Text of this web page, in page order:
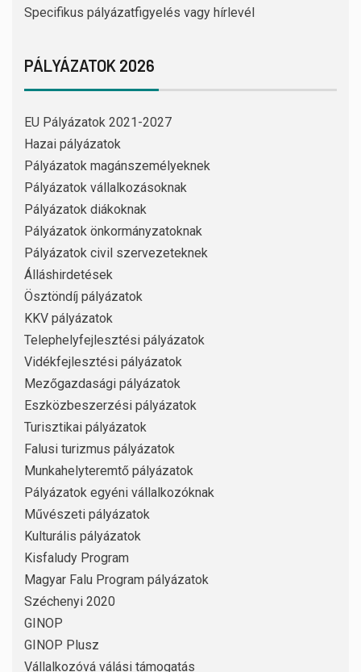
Specifikus pályázatfigyelés vagy hírlevél
PÁLYÁZATOK 2026
EU Pályázatok 2021-2027
Hazai pályázatok
Pályázatok magánszemélyeknek
Pályázatok vállalkozásoknak
Pályázatok diákoknak
Pályázatok önkormányzatoknak
Pályázatok civil szervezeteknek
Álláshirdetések
Ösztöndíj pályázatok
KKV pályázatok
Telephelyfejlesztési pályázatok
Vidékfejlesztési pályázatok
Mezőgazdasági pályázatok
Eszközbeszerzési pályázatok
Turisztikai pályázatok
Falusi turizmus pályázatok
Munkahelyteremtő pályázatok
Pályázatok egyéni vállalkozóknak
Művészeti pályázatok
Kulturális pályázatok
Kisfaludy Program
Magyar Falu Program pályázatok
Széchenyi 2020
GINOP
GINOP Plusz
Vállalkozóvá válási támogatás